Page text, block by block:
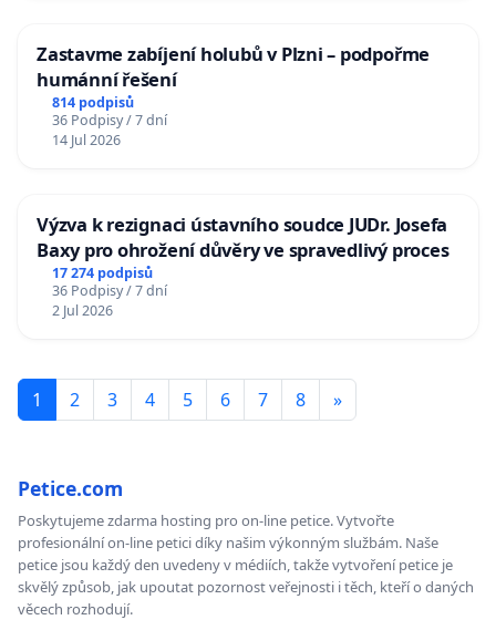
Zastavme zabíjení holubů v Plzni – podpořme
humánní řešení
814 podpisů
36 Podpisy / 7 dní
14 Jul 2026
Výzva k rezignaci ústavního soudce JUDr. Josefa
Baxy pro ohrožení důvěry ve spravedlivý proces
17 274 podpisů
36 Podpisy / 7 dní
2 Jul 2026
1 2 3 4 5 6 7 8 »
Petice.com
Poskytujeme zdarma hosting pro on-line petice. Vytvořte
profesionální on-line petici díky našim výkonným službám. Naše
petice jsou každý den uvedeny v médiích, takže vytvoření petice je
skvělý způsob, jak upoutat pozornost veřejnosti i těch, kteří o daných
věcech rozhodují.